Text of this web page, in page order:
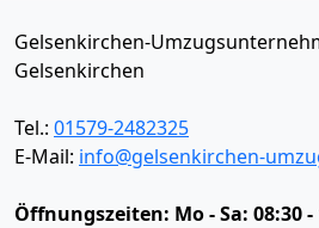
Gelsenkirchen-
Gelsenkirchen
Tel.: 01579-2482325
E-Mail: info@gelsenkirchen-
Öffnungszeiten: Mo - Sa: 08:30